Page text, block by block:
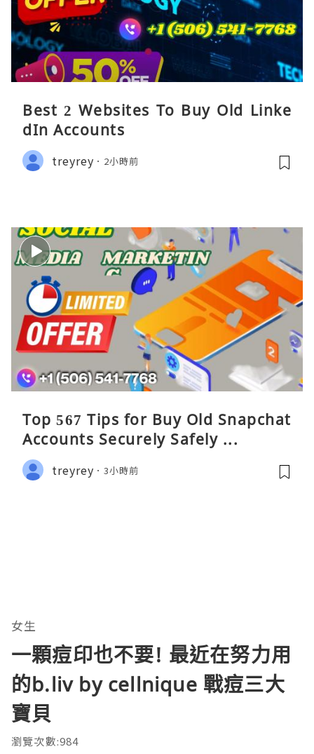
Best 2 Websites To Buy Old Linke
dIn Accounts
treyrey 2小時前
Top 567 Tips for Buy Old Snapchat
Accounts Securely Safely ...
treyrey 3小時前
女生
一顆痘印也不要! 最近在努力用
的b.liv by cellnique 戰痘三大
寶貝
瀏覽次數:984